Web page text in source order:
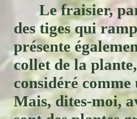
Le fraisier,
des tiges qui
présente
collet de la
considéré
Mais, dites-moi,